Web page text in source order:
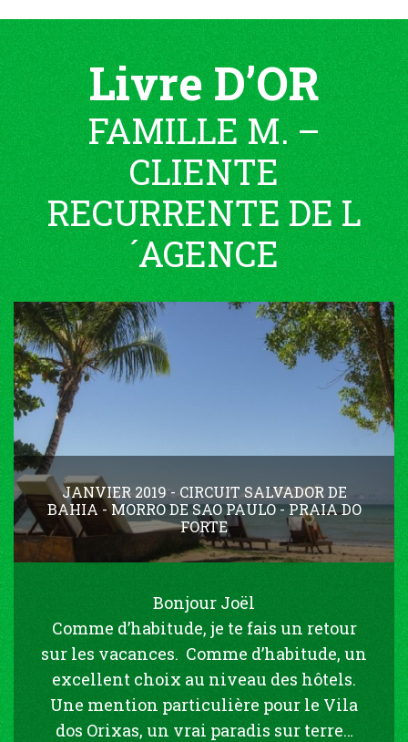
Livre D’OR
FAMILLE M. –
CLIENTE
RECURRENTE DE L
´AGENCE
JANVIER 2019 - CIRCUIT SALVADOR DE
BAHIA - MORRO DE SAO PAULO - PRAIA DO
FORTE
Bonjour Joël
Comme d’habitude, je te fais un retour
sur les vacances. Comme d’habitude, un
excellent choix au niveau des hôtels.
Une mention particulière pour le Vila
dos Orixas, un vrai paradis sur terre…